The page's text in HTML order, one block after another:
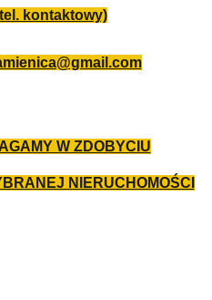
kontaktowy)
W ZDOBYCIU
NIERUCHOMOŚCI